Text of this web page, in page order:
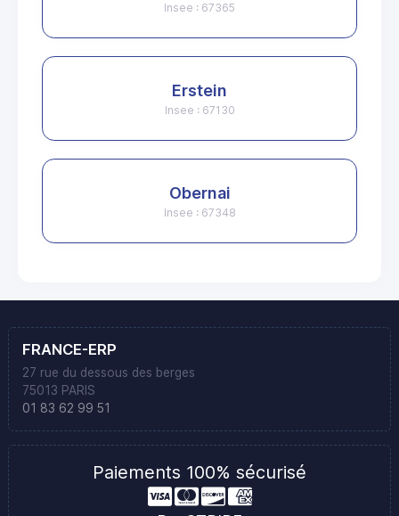
Insee : 67365
Erstein
Insee : 67130
Obernai
Insee : 67348
FRANCE-ERP
27 rue du dessous des berges
75013 PARIS
01 83 62 99 51
Paiements 100% sécurisé